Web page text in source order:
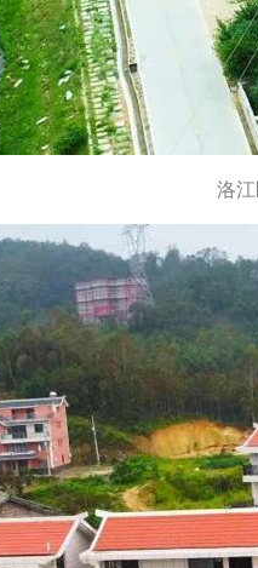
洛